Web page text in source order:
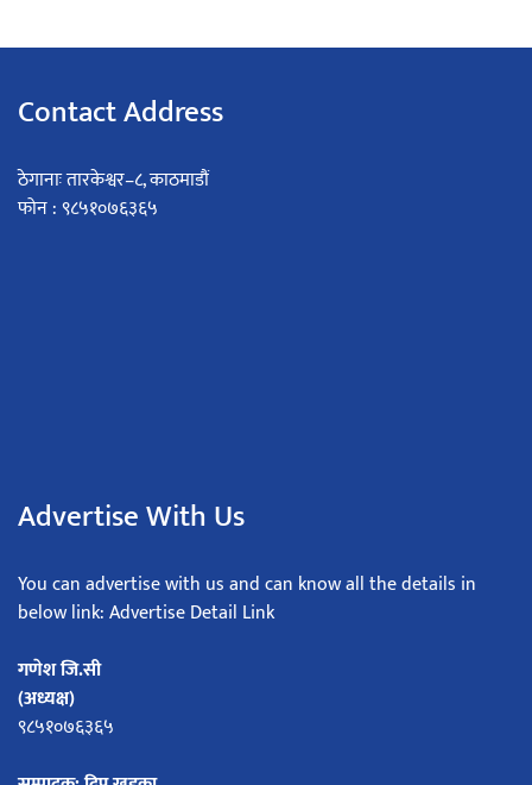
Contact Address
ठेगानाः तारकेश्वर–८, काठमाडौं
फोन : ९८५१०७६३६५
Advertise With Us
You can advertise with us and can know all the details in
below link: Advertise Detail Link
गणेश जि.सी
(अध्यक्ष)
९८५१०७६३६५